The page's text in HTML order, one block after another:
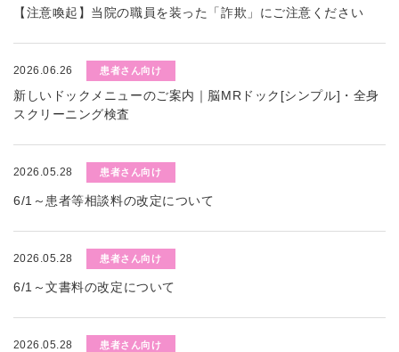
【注意喚起】当院の職員を装った「詐欺」にご注意ください
2026.06.26 患者さん向け
新しいドックメニューのご案内｜脳MRドック[シンプル]・全身
スクリーニング検査
2026.05.28 患者さん向け
6/1～患者等相談料の改定について
2026.05.28 患者さん向け
6/1～文書料の改定について
2026.05.28 患者さん向け